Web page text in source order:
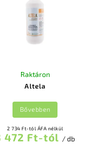
Altela
Raktáron
2 734 Ft-tól ÁFA nélkül
472 Ft-tól / db
Bővebben